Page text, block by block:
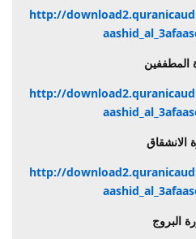
http://
المطففين
http://
الانشقاق
http://
البروج